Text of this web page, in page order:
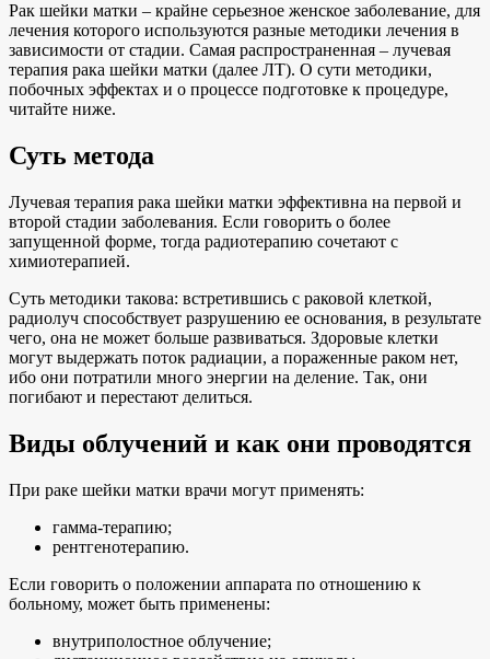
Рак шейки матки – крайне серьезное женское заболевание, для
лечения которого используются разные методики лечения в
зависимости от стадии. Самая распространенная – лучевая
терапия рака шейки матки (далее ЛТ). О сути методики,
побочных эффектах и о процессе подготовке к процедуре,
читайте ниже.
Суть метода
Лучевая терапия рака шейки матки эффективна на первой и
второй стадии заболевания. Если говорить о более
запущенной форме, тогда радиотерапию сочетают с
химиотерапией.
Суть методики такова: встретившись с раковой клеткой,
радиолуч способствует разрушению ее основания, в результате
чего, она не может больше развиваться. Здоровые клетки
могут выдержать поток радиации, а пораженные раком нет,
ибо они потратили много энергии на деление. Так, они
погибают и перестают делиться.
Виды облучений и как они проводятся
При раке шейки матки врачи могут применять:
гамма-терапию;
рентгенотерапию.
Если говорить о положении аппарата по отношению к
больному, может быть применены:
внутриполостное облучение;